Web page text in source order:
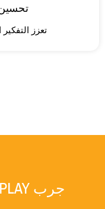
تعزز
جرب THINKROLLS PLAY اليوم!